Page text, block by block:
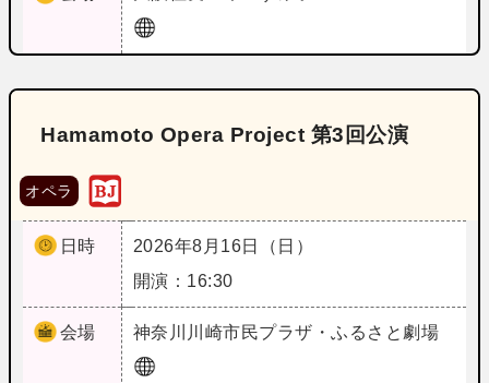
Hamamoto Opera Project 第3回公演
オペラ
日時
2026年8月16日（日）
開演：16:30
会場 神奈川 川崎市民プラザ・ふるさと劇場